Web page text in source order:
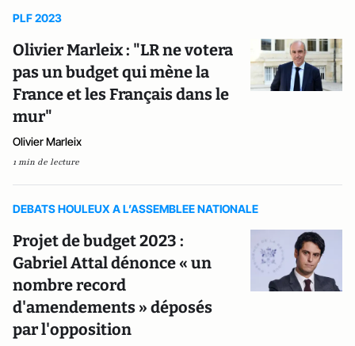
PLF 2023
Olivier Marleix : "LR ne votera
pas un budget qui mène la
France et les Français dans le
mur"
Olivier Marleix
1 min de lecture
DEBATS HOULEUX A L’ASSEMBLEE NATIONALE
Projet de budget 2023 :
Gabriel Attal dénonce « un
nombre record
d'amendements » déposés
par l'opposition